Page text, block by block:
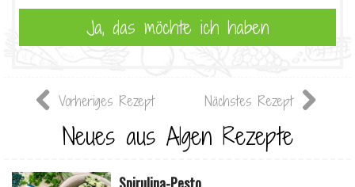
Vorheriges Rezept Nächstes Rezept
Neues aus Algen Rezepte